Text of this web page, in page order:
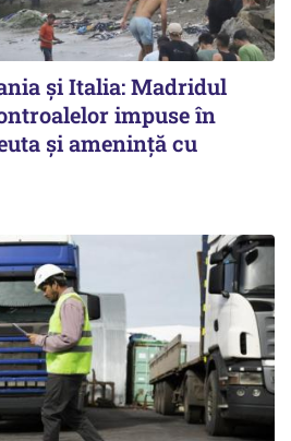
și Italia: Madridul
impuse în
și amenință cu